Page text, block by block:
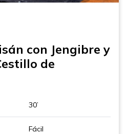
con Jengibre y
de
30’
Fácil